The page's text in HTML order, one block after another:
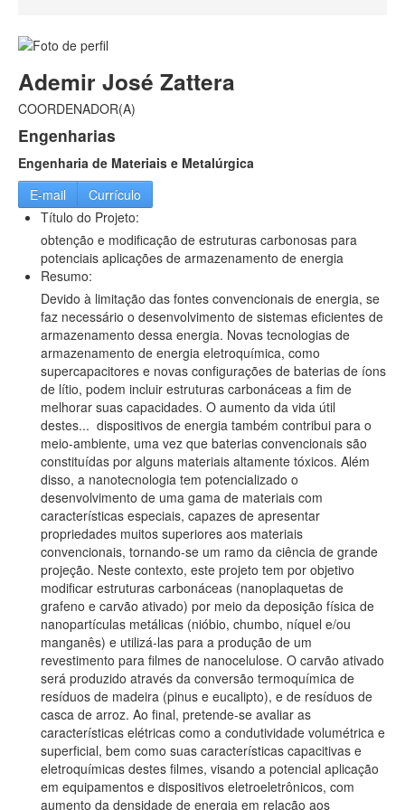
Dados abertos
Centrais de Conteúdos
Áudios
Dados Abertos
Ademir José Zattera
COORDENADOR(A)
Engenharias
Engenharia de Materiais e Metalúrgica
E-mail
Currículo
Título do Projeto:
obtenção e modificação de estruturas carbonosas para
potenciais aplicações de armazenamento de energia
Resumo:
Devido à limitação das fontes convencionais de energia, se
faz necessário o desenvolvimento de sistemas eficientes de
armazenamento dessa energia. Novas tecnologias de
armazenamento de energia eletroquímica, como
supercapacitores e novas configurações de baterias de íons
de lítio, podem incluir estruturas carbonáceas a fim de
melhorar suas capacidades. O aumento da vida útil
destes... dispositivos de energia também contribui para o
meio-ambiente, uma vez que baterias convencionais são
constituídas por alguns materiais altamente tóxicos. Além
disso, a nanotecnologia tem potencializado o
desenvolvimento de uma gama de materiais com
características especiais, capazes de apresentar
propriedades muitos superiores aos materiais
convencionais, tornando-se um ramo da ciência de grande
projeção. Neste contexto, este projeto tem por objetivo
modificar estruturas carbonáceas (nanoplaquetas de
grafeno e carvão ativado) por meio da deposição física de
nanopartículas metálicas (nióbio, chumbo, níquel e/ou
manganês) e utilizá-las para a produção de um
revestimento para filmes de nanocelulose. O carvão ativado
será produzido através da conversão termoquímica de
resíduos de madeira (pinus e eucalipto), e de resíduos de
casca de arroz. Ao final, pretende-se avaliar as
características elétricas como a condutividade volumétrica e
superficial, bem como suas características capacitivas e
eletroquímicas destes filmes, visando a potencial aplicação
em equipamentos e dispositivos eletroeletrônicos, com
aumento da densidade de energia em relação aos